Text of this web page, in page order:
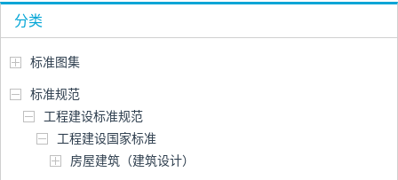
分类
标准图集
标准规范
工程建设标准规范
工程建设国家标准
房屋建筑（建筑设计）